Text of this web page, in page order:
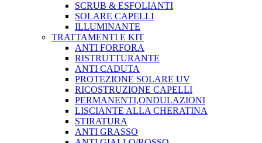
SCRUB & ESFOLIANTI
SOLARE CAPELLI
ILLUMINANTE
TRATTAMENTI E KIT
ANTI FORFORA
RISTRUTTURANTE
ANTI CADUTA
PROTEZIONE SOLARE UV
RICOSTRUZIONE CAPELLI
PERMANENTI,ONDULAZIONI
LISCIANTE ALLA CHERATINA
STIRATURA
ANTI GRASSO